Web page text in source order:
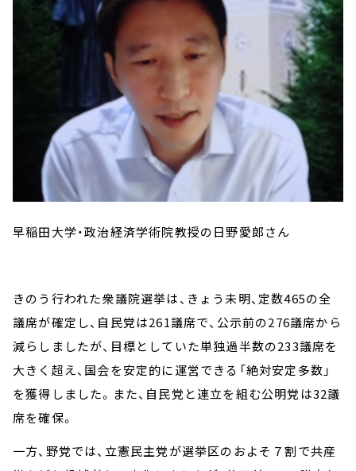
早稲田大学・政治経済学術院教授の日野愛郎さん
きのう行われた衆議院選挙は、きょう未明、定数465の全
議席が確定し、自民党は261議席で、公示前の276議席から
減らしましたが、目標としていた単独過半数の233議席を
大きく超え、国会を安定的に運営できる「絶対安定多数」
を獲得しました。また、自民党と連立を組む公明党は32議
席を確保。
一方、野党では、立憲民主党が選挙区のおよそ７割で共産